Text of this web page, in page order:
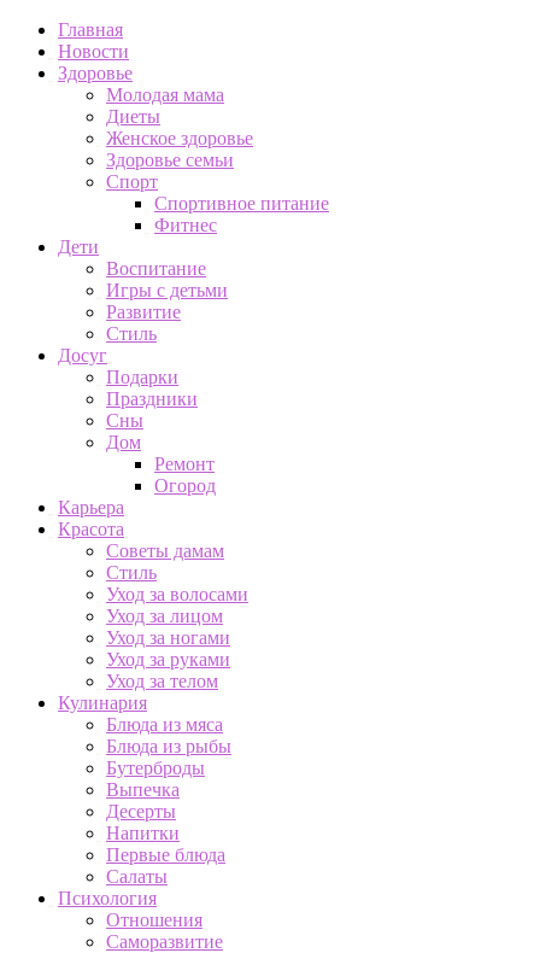
Главная
Новости
Здоровье
Молодая мама
Диеты
Женское здоровье
Здоровье семьи
Спорт
Спортивное питание
Фитнес
Дети
Воспитание
Игры с детьми
Развитие
Стиль
Досуг
Подарки
Праздники
Сны
Дом
Ремонт
Огород
Карьера
Красота
Советы дамам
Стиль
Уход за волосами
Уход за лицом
Уход за ногами
Уход за руками
Уход за телом
Кулинария
Блюда из мяса
Блюда из рыбы
Бутерброды
Выпечка
Десерты
Напитки
Первые блюда
Салаты
Психология
Отношения
Саморазвитие